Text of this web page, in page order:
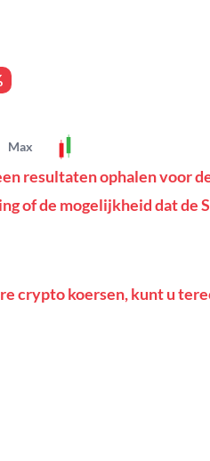
Max
resultaten ophalen voor
of de mogelijkheid dat de
crypto koersen, kunt u